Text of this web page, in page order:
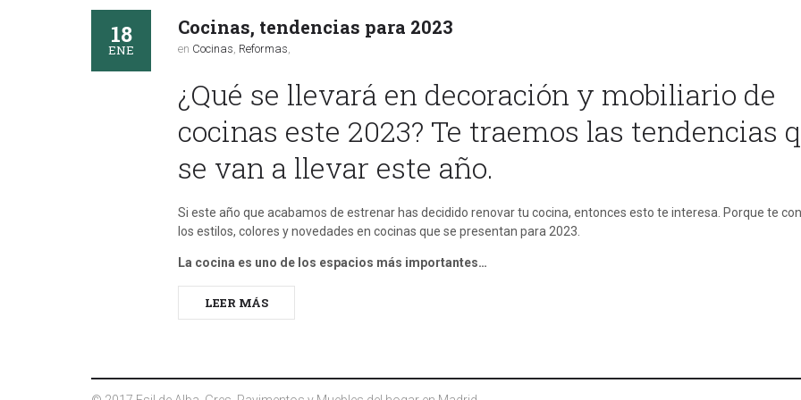
18
ENE
Cocinas, tendencias para 2023
en Cocinas, Reformas,
¿Qué se llevará en decoración y mobiliario de
cocinas este 2023? Te traemos las tendencias
se van a llevar este año.
Si este año que acabamos de estrenar has decidido renovar tu cocina, entonces esto te interesa. Porque te
los estilos, colores y novedades en cocinas que se presentan para 2023.
La cocina es uno de los espacios más importantes…
LEER MÁS